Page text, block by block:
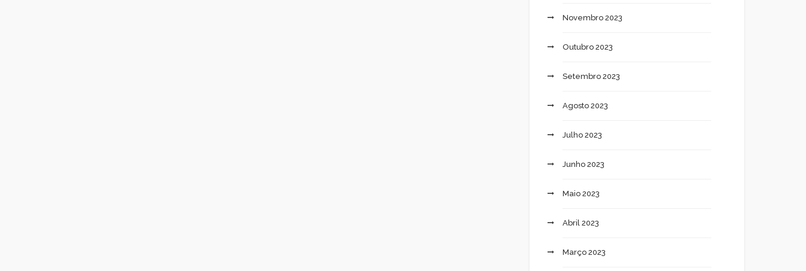
Novembro 2023
Outubro 2023
Setembro 2023
Agosto 2023
Julho 2023
Junho 2023
Maio 2023
Abril 2023
Março 2023